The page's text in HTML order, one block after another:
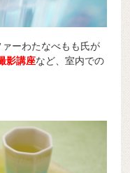
ーわたなべもも氏が
影講座など、室内での